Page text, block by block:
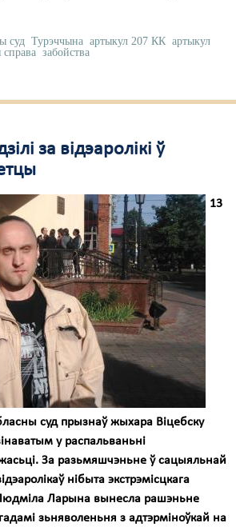
суд Турэччына артыкул 207 КК артыкул
справа забойства
за відэаролікі ў
13
суд прызнаў жыхара Віцебску
у распальваньні
За разьмяшчэньне ў сацыяльнай
нібыта экстрэмісцкага
Ларына вынесла рашэньне
зьняволеньня з адтэрміноўкай на